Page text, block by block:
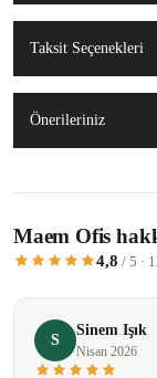
Taksit Seçenekleri
Önerileriniz
Maem Ofis
4,8 / 5 ·
S
Sinem Işık
Nisan 2026